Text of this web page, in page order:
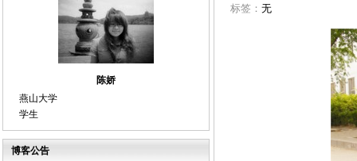
陈娇
燕山大学
学生
博客公告
标签： 无